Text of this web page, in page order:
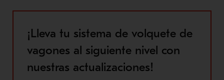
¡Lleva tu sistema de volquete de
vagones al siguiente nivel con
nuestras actualizaciones!